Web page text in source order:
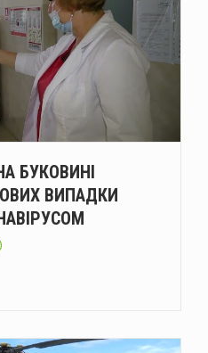
БУКОВИНІ
ВИПАДКИ